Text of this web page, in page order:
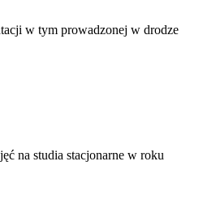
w tym prowadzonej w drodze
na studia stacjonarne w roku